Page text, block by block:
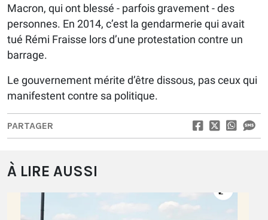
Macron, qui ont blessé - parfois gravement - des
personnes. En 2014, c’est la gendarmerie qui avait
tué Rémi Fraisse lors d’une protestation contre un
barrage.
Le gouvernement mérite d’être dissous, pas ceux qui
manifestent contre sa politique.
PARTAGER
À LIRE AUSSI